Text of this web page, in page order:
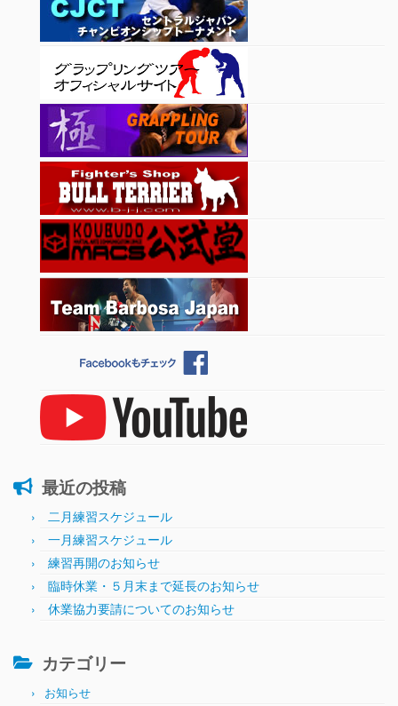
最近の投稿
二月練習スケジュール
一月練習スケジュール
練習再開のお知らせ
臨時休業・５月末まで延長のお知らせ
休業協力要請についてのお知らせ
カテゴリー
お知らせ